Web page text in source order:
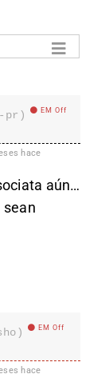
pr) EM Off
hace
aún…
sean
EM Off
hace